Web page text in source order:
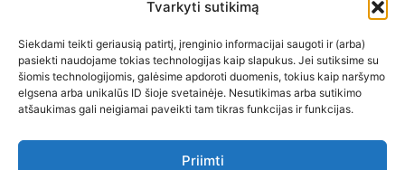
Tvarkyti sutikimą
Siekdami teikti geriausią patirtį, įrenginio informacijai saugoti ir (arba)
pasiekti naudojame tokias technologijas kaip slapukus. Jei sutiksime su
šiomis technologijomis, galėsime apdoroti duomenis, tokius kaip naršymo
elgsena arba unikalūs ID šioje svetainėje. Nesutikimas arba sutikimo
atšaukimas gali neigiamai paveikti tam tikras funkcijas ir funkcijas.
Priimti
Atsakomybės apribojimas –
PagalbaGyvunams.lt
Naudojimosi taisyklės – PagalbaGyvunams.lt
Kontaktai
Apie Mus